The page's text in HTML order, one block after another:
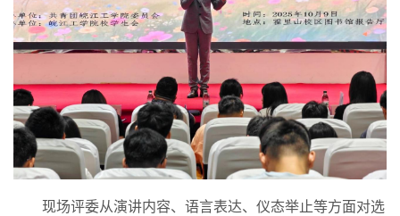
现场评委从演讲内容、语言表达、仪态举止等方面对选